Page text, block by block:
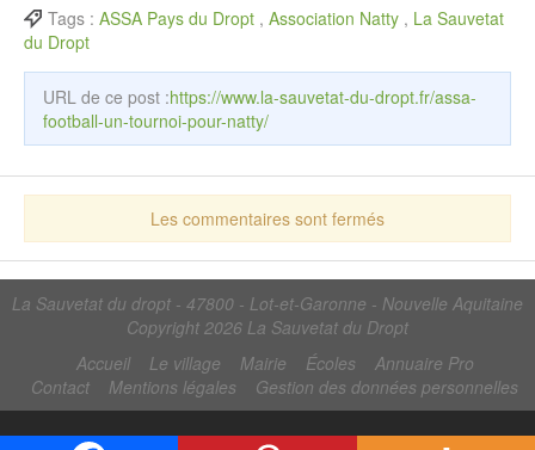
Tags : ASSA Pays du Dropt , Association Natty , La Sauvetat
du Dropt
URL de ce post :https://www.la-sauvetat-du-dropt.fr/assa-
football-un-tournoi-pour-natty/
Les commentaires sont fermés
La Sauvetat du dropt - 47800 - Lot-et-Garonne - Nouvelle Aquitaine
Copyright 2026 La Sauvetat du Dropt
Accueil
Le village Mairie Écoles
Annuaire Pro
Contact
Mentions légales Gestion des données personnelles